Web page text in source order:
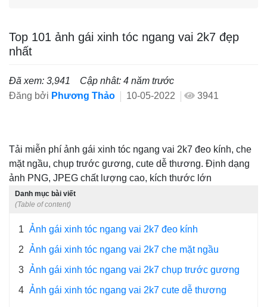
Top 101 ảnh gái xinh tóc ngang vai 2k7 đẹp
nhất
Đã xem: 3,941
Cập nhât: 4 năm trước
Đăng bởi Phương Thảo 10-05-2022 3941
Tải miễn phí ảnh gái xinh tóc ngang vai 2k7 đeo kính, che
mặt ngầu, chụp trước gương, cute dễ thương. Định dạng
ảnh PNG, JPEG chất lượng cao, kích thước lớn
Danh mục bài viết
(Table of content)
1 Ảnh gái xinh tóc ngang vai 2k7 đeo kính
2 Ảnh gái xinh tóc ngang vai 2k7 che mặt ngầu
3 Ảnh gái xinh tóc ngang vai 2k7 chụp trước gương
4 Ảnh gái xinh tóc ngang vai 2k7 cute dễ thương